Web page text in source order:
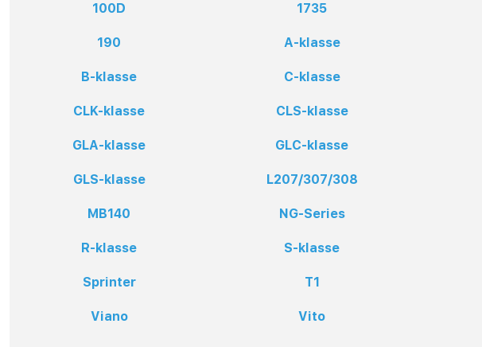
100D 1735
190 A-klasse
B-klasse C-klasse
CLK-klasse CLS-klasse
GLA-klasse GLC-klasse
GLS-klasse L207/307/308
MB140 NG-Series
R-klasse S-klasse
Sprinter T1
Viano Vito